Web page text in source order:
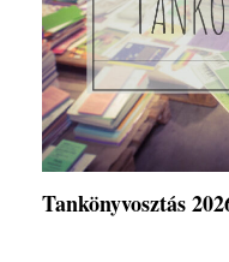
Tankönyvosztás